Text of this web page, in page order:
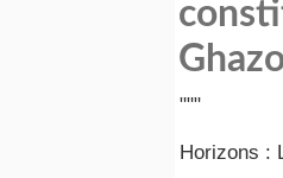
"""
Horizons :